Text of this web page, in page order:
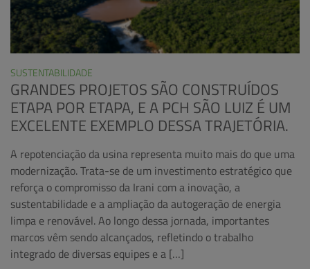
SUSTENTABILIDADE
GRANDES PROJETOS SÃO CONSTRUÍDOS
ETAPA POR ETAPA, E A PCH SÃO LUIZ É UM
EXCELENTE EXEMPLO DESSA TRAJETÓRIA.
A repotenciação da usina representa muito mais do que uma
modernização. Trata-se de um investimento estratégico que
reforça o compromisso da Irani com a inovação, a
sustentabilidade e a ampliação da autogeração de energia
limpa e renovável. Ao longo dessa jornada, importantes
marcos vêm sendo alcançados, refletindo o trabalho
integrado de diversas equipes e a […]